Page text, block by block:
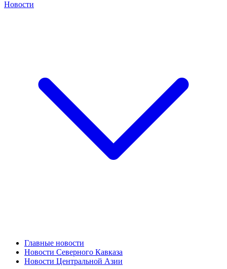
Новости
Главные новости
Новости Северного Кавказа
Новости Центральной Азии